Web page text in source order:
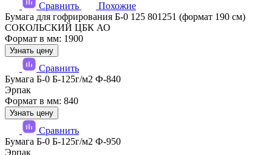
Сравнить
Похожие
Бумага для гофрирования Б-0 125 801251 (формат 190 см)
СОКОЛЬСКИЙ ЦБК АО
Формат в мм: 1900
Узнать цену
Сравнить
Бумага Б-0 Б-125г/м2 Ф-840
Эрпак
Формат в мм: 840
Узнать цену
Сравнить
Бумага Б-0 Б-125г/м2 Ф-950
Эрпак